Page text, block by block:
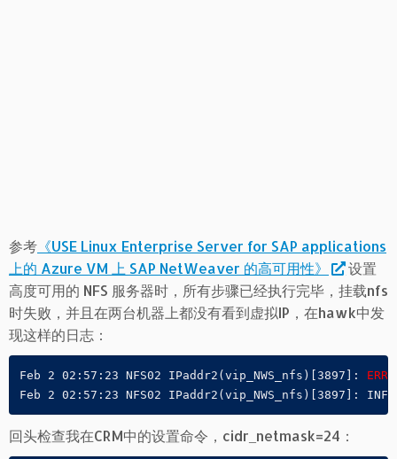
参考 《USE Linux Enterprise Server for SAP applications
上的 Azure VM 上 SAP NetWeaver 的高可用性》
设置
高度可用的 NFS 服务器时，所有步骤已经执行完毕，挂载nfs
时失败，并且在两台机器上都没有看到虚拟IP，在hawk中发
现这样的日志：
Feb 2 02:57:23 NFS02 IPaddr2(vip_NWS_nfs)[3897]:
Feb 2 02:57:23 NFS02 IPaddr2(vip_NWS_nfs)[3897]:
回头检查我在CRM中的设置命令，cidr_netmask=24：